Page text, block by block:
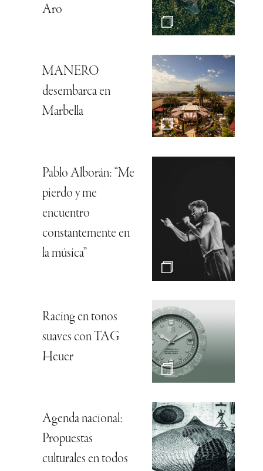
Aro
MANERO
desembarca en
Marbella
Pablo Alborán: “Me
pierdo y me
encuentro
constantemente en
la música”
Racing en tonos
suaves con TAG
Heuer
Agenda nacional:
Propuestas
culturales en todos